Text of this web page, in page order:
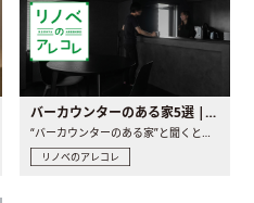
バーカウンターのある家5選 | 日常に馴染む“距離の近い”キッチンとは
“バーカウンターのある家”と聞くと、少し特別な、大人のための..
リノベのアレコレ